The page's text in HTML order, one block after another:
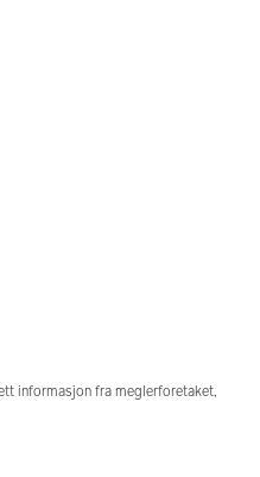
informasjon fra meglerforetaket,